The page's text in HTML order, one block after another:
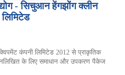
- सिचुआन हेंगझोंग क्लीन
लिमिटेड
कंपनी लिमिटेड 2012 से प्राकृतिक
के लिए समाधान और उपकरण पैकेज